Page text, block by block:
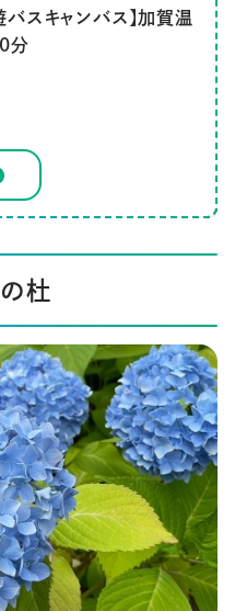
ャンバス】加賀温
分
杜